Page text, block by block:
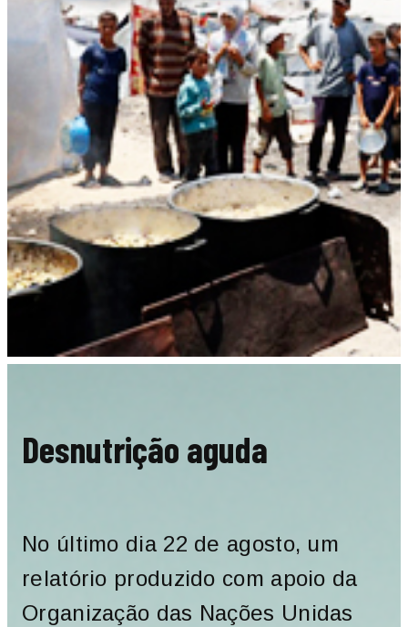
Desnutrição aguda
No último dia 22 de agosto, um
relatório produzido com apoio da
Organização das Nações Unidas